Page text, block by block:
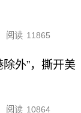
阅读 11865
外”，撕开美
阅读 10864